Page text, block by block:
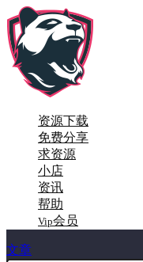
资源下载
免费分享
求资源
小店
资讯
帮助
Vip会员
文章